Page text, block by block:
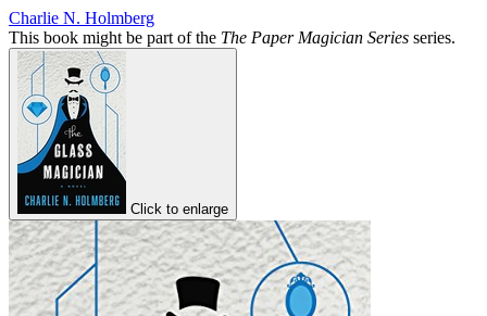
Charlie N. Holmberg
This book might be part of the The Paper Magician Series series.
Click to enlarge